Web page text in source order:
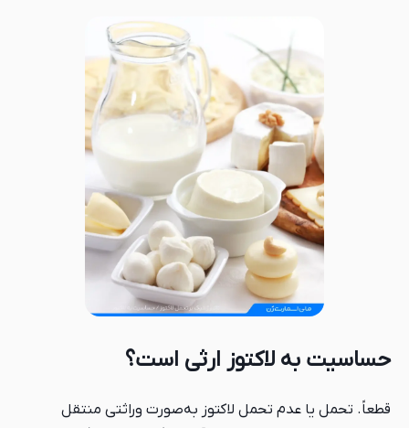
حساسیت به لاکتوز ارثی است؟
قطعاً. تحمل یا عدم تحمل لاکتوز به‌صورت وراثتی منتقل